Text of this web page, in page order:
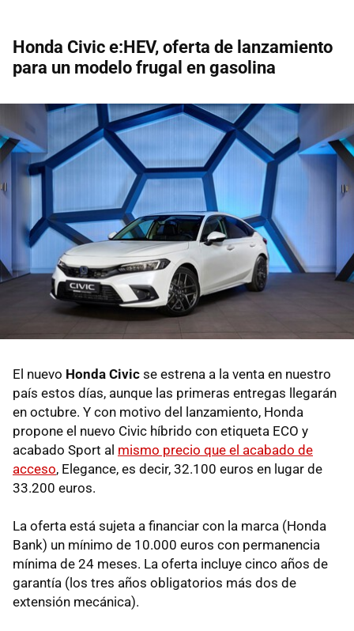
Honda Civic e:HEV, oferta de lanzamiento
para un modelo frugal en gasolina
El nuevo Honda Civic se estrena a la venta en nuestro
país estos días, aunque las primeras entregas llegarán
en octubre. Y con motivo del lanzamiento, Honda
propone el nuevo Civic híbrido con etiqueta ECO y
acabado Sport al mismo precio que el acabado de
acceso, Elegance, es decir, 32.100 euros en lugar de
33.200 euros.
La oferta está sujeta a financiar con la marca (Honda
Bank) un mínimo de 10.000 euros con permanencia
mínima de 24 meses. La oferta incluye cinco años de
garantía (los tres años obligatorios más dos de
extensión mecánica).